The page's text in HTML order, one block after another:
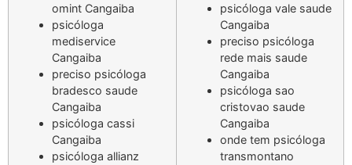
omint Cangaiba
psicóloga
mediservice
Cangaiba
preciso psicóloga
bradesco saude
Cangaiba
psicóloga cassi
Cangaiba
psicóloga allianz
psicóloga vale saude
Cangaiba
preciso psicóloga
rede mais saude
Cangaiba
psicóloga sao
cristovao saude
Cangaiba
onde tem psicóloga
transmontano